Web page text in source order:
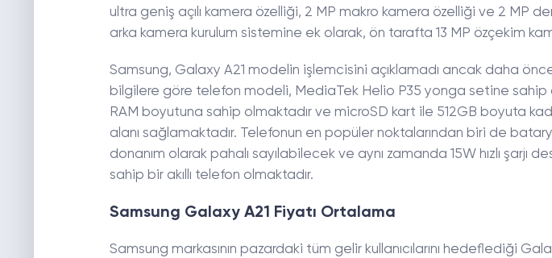
ultra geniş açılı kamera özelliği, 2 MP makro kamera özelliği ve 2 MP
arka kamera kurulum sistemine ek olarak, ön tarafta 13 MP özçekim
Samsung, Galaxy A21 modelin işlemcisini açıklamadı ancak daha
bilgilere göre telefon modeli, MediaTek Helio P35 yonga setine sahip
RAM boyutuna sahip olmaktadır ve microSD kart ile 512GB boyuta
alanı sağlamaktadır. Telefonun en popüler noktalarından biri de
donanım olarak pahalı sayılabilecek ve aynı zamanda 15W hızlı
sahip bir akıllı telefon olmaktadır.
Samsung Galaxy A21 Fiyatı Ortalama
Samsung markasının pazardaki tüm gelir kullanıcılarını hedeflediği